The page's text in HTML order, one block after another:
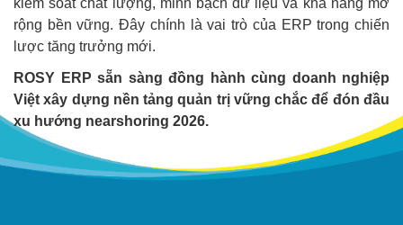
kiểm soát chất lượng, minh bạch dữ liệu và khả năng mở
rộng bền vững. Đây chính là vai trò của ERP trong chiến
lược tăng trưởng mới.
ROSY ERP sẵn sàng đồng hành cùng doanh nghiệp
Việt xây dựng nền tảng quản trị vững chắc để đón đầu
xu hướng nearshoring 2026.